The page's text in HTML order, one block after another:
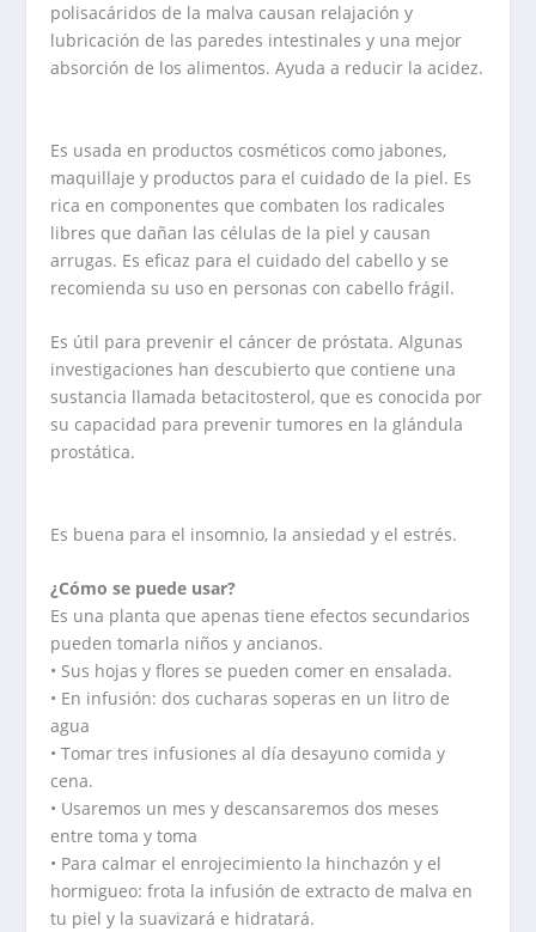
polisacáridos de la malva causan relajación y
lubricación de las paredes intestinales y una mejor
absorción de los alimentos. Ayuda a reducir la acidez.
Es usada en productos cosméticos como jabones,
maquillaje y productos para el cuidado de la piel. Es
rica en componentes que combaten los radicales
libres que dañan las células de la piel y causan
arrugas. Es eficaz para el cuidado del cabello y se
recomienda su uso en personas con cabello frágil.
Es útil para prevenir el cáncer de próstata. Algunas
investigaciones han descubierto que contiene una
sustancia llamada betacitosterol, que es conocida por
su capacidad para prevenir tumores en la glándula
prostática.
Es buena para el insomnio, la ansiedad y el estrés.
¿Cómo se puede usar?
Es una planta que apenas tiene efectos secundarios
pueden tomarla niños y ancianos.
• Sus hojas y flores se pueden comer en ensalada.
• En infusión: dos cucharas soperas en un litro de
agua
• Tomar tres infusiones al día desayuno comida y
cena.
• Usaremos un mes y descansaremos dos meses
entre toma y toma
• Para calmar el enrojecimiento la hinchazón y el
hormigueo: frota la infusión de extracto de malva en
tu piel y la suavizará e hidratará.